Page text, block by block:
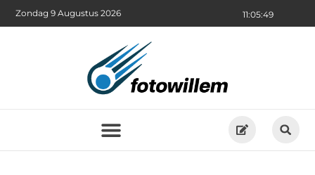
11:05:50
Zondag 9 Augustus 2026